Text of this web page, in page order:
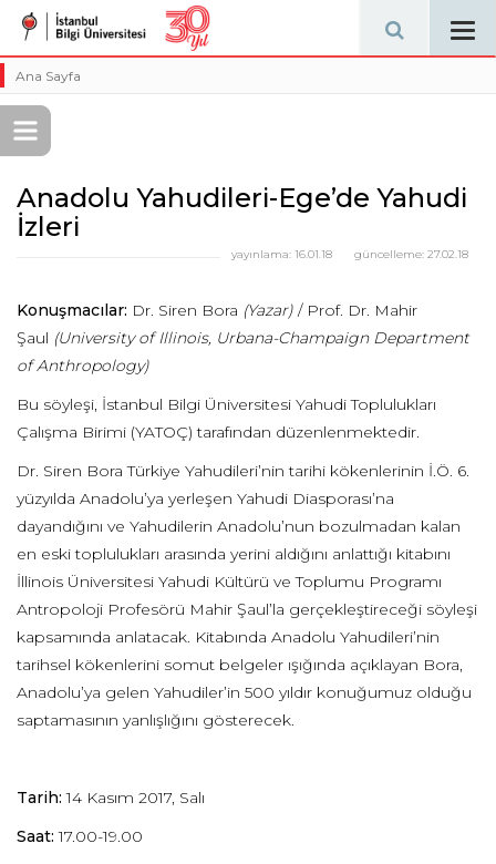
Ana Sayfa
Anadolu Yahudileri-Ege’de Yahudi
İzleri
güncelleme: 27.02.18
yayınlama: 16.01.18
Konuşmacılar: Dr. Siren Bora (Yazar) / Prof. Dr. Mahir
Şaul (University of Illinois, Urbana-Champaign Department
of Anthropology)
Bu söyleşi, İstanbul Bilgi Üniversitesi Yahudi Toplulukları
Çalışma Birimi (YATOÇ) tarafından düzenlenmektedir.
Dr. Siren Bora Türkiye Yahudileri’nin tarihi kökenlerinin İ.Ö. 6.
yüzyılda Anadolu’ya yerleşen Yahudi Diasporası’na
dayandığını ve Yahudilerin Anadolu’nun bozulmadan kalan
en eski toplulukları arasında yerini aldığını anlattığı kitabını
İllinois Üniversitesi Yahudi Kültürü ve Toplumu Programı
Antropoloji Profesörü Mahir Şaul’la gerçekleştireceği söyleşi
kapsamında anlatacak. Kitabında Anadolu Yahudileri’nin
tarihsel kökenlerini somut belgeler ışığında açıklayan Bora,
Anadolu’ya gelen Yahudiler’in 500 yıldır konuğumuz olduğu
saptamasının yanlışlığını gösterecek.
Tarih: 14 Kasım 2017, Salı
Saat: 17.00-19.00